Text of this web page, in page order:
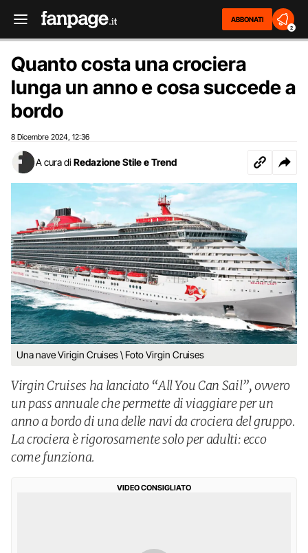
ABBONATI
2
Quanto costa una crociera
lunga un anno e cosa succede a
bordo
8 Dicembre 2024 12:36
A cura di Redazione Stile e Trend
Una nave Virigin Cruises \ Foto Virgin Cruises
Virgin Cruises ha lanciato “All You Can Sail”, ovvero
un pass annuale che permette di viaggiare per un
anno a bordo di una delle navi da crociera del gruppo.
La crociera è rigorosamente solo per adulti: ecco
come funziona.
VIDEO CONSIGLIATO